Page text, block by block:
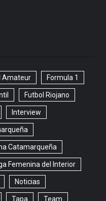
Amateur Formula 1
Futbol Riojano
Interview
Catamarqueña
Femenina del Interior
Noticias
Tapa Team